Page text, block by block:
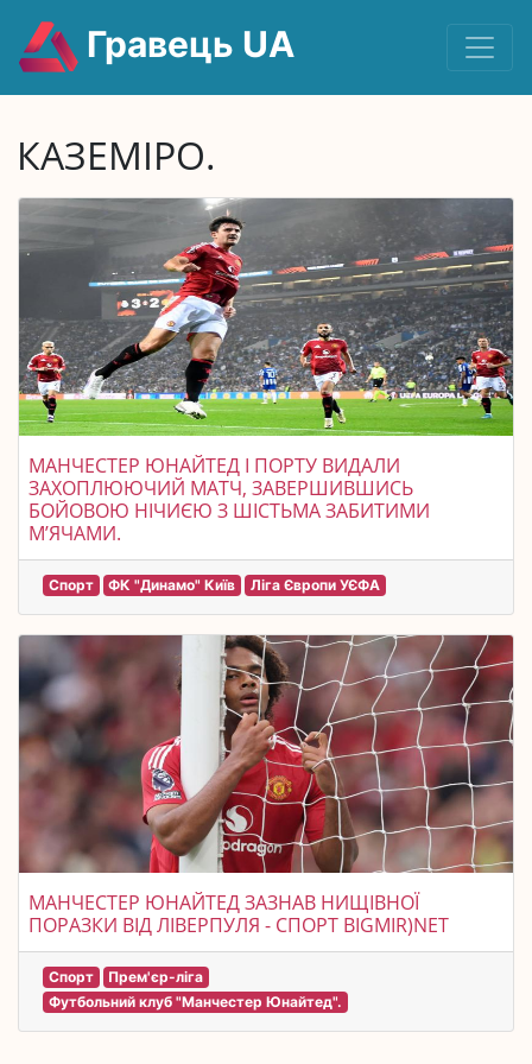
Гравець UA
КАЗЕМІРО.
МАНЧЕСТЕР ЮНАЙТЕД І ПОРТУ ВИДАЛИ
ЗАХОПЛЮЮЧИЙ МАТЧ, ЗАВЕРШИВШИСЬ
БОЙОВОЮ НІЧИЄЮ З ШІСТЬМА ЗАБИТИМИ
М’ЯЧАМИ.
Спорт ФК "Динамо" Київ Ліга Європи УЄФА
МАНЧЕСТЕР ЮНАЙТЕД ЗАЗНАВ НИЩІВНОЇ
ПОРАЗКИ ВІД ЛІВЕРПУЛЯ - СПОРТ BIGMIR)NET
Спорт
Прем'єр-ліга
Футбольний клуб "Манчестер Юнайтед".